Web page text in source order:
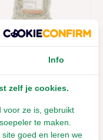
Versele-
gram
met 1- 2 werkdagen
Info
zelf je cookies.
voor ze is, gebruikt
te maken.
goed en leren we